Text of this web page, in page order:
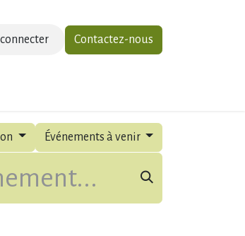
connecter Contactez-nous
Événements à venir